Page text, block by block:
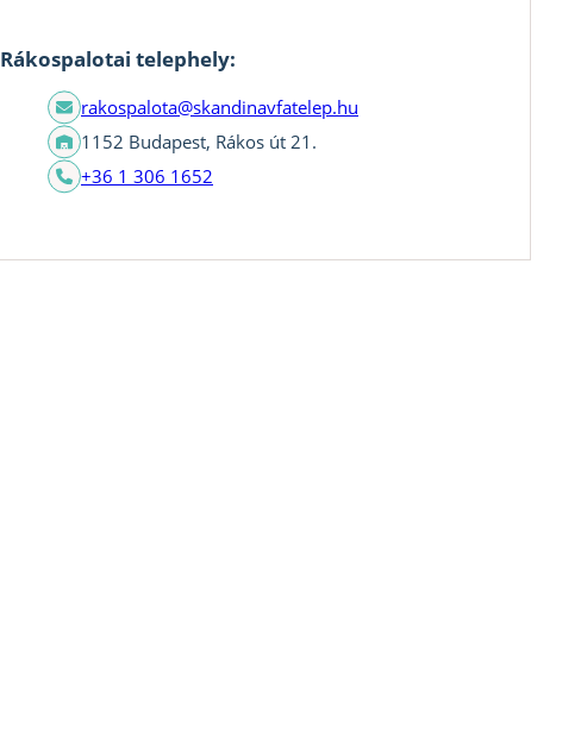
Rákospalotai telephely:
rakospalota@skandinavfatelep.hu
1152 Budapest, Rákos út 21.
+36 1 306 1652